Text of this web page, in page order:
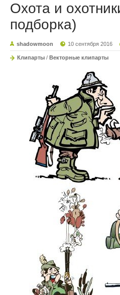
Охота и
подборка)
shadowmoon 10 сентября 2016
Клипарты / Векторные клипарты